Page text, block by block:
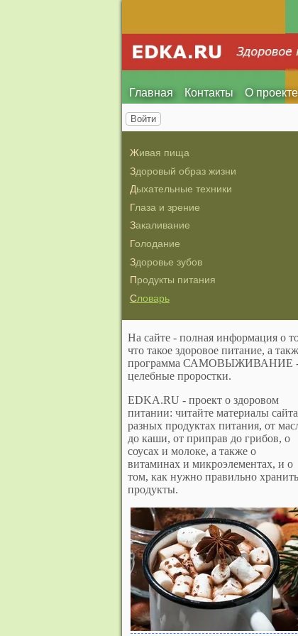
Главная Контакты О проекте
Войти
Живая пища
Здоровый образ жизни
Дыхательные техники
Глаза и зрение
Закаливание
Голодание
Здоровье зубов
Продукты питания
Словарь
На сайте - полная информация о
что такое здоровое питание, а
программа САМОВЫЖИВАНИЕ
целебные проростки.
EDKA.RU - проект о здоровом
питании: читайте материалы
разных продуктах питания, от
до каши, от приправ до грибов, о
соусах и молоке, а также о
витаминах и микроэлементах, и о
том, как нужно правильно хранить
продукты.